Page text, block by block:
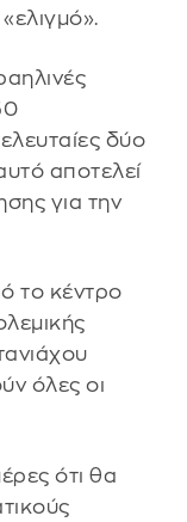
δύο
αποτελεί
για την
το κέντρο
όλες οι
ότι θα